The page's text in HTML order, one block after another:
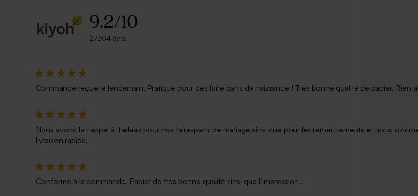
Diffuseur de parfum personnalisable
9.2/10
27304 avis.
Commande reçue le lendemain. Pratique pour des faire parts de naissance ! Très bonne qualité de papier. Rien
Nous avons fait appel à Tadaaz pour nos faire-parts de mariage ainsi que pour les remerciements et nous
livraison rapide.
Conforme à la commande. Papier de très bonne qualité ainsi que l’impression .